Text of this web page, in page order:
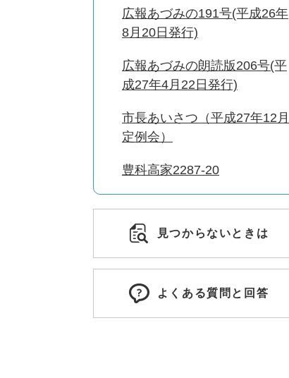
広報あづみの191号(平成26年
8月20日発行)
広報あづみの朗読版206号(平
成27年4月22日発行)
市長あいさつ（平成27年12月
定例会）
豊科高家2287-20
見つからないときは
よくある質問と回答